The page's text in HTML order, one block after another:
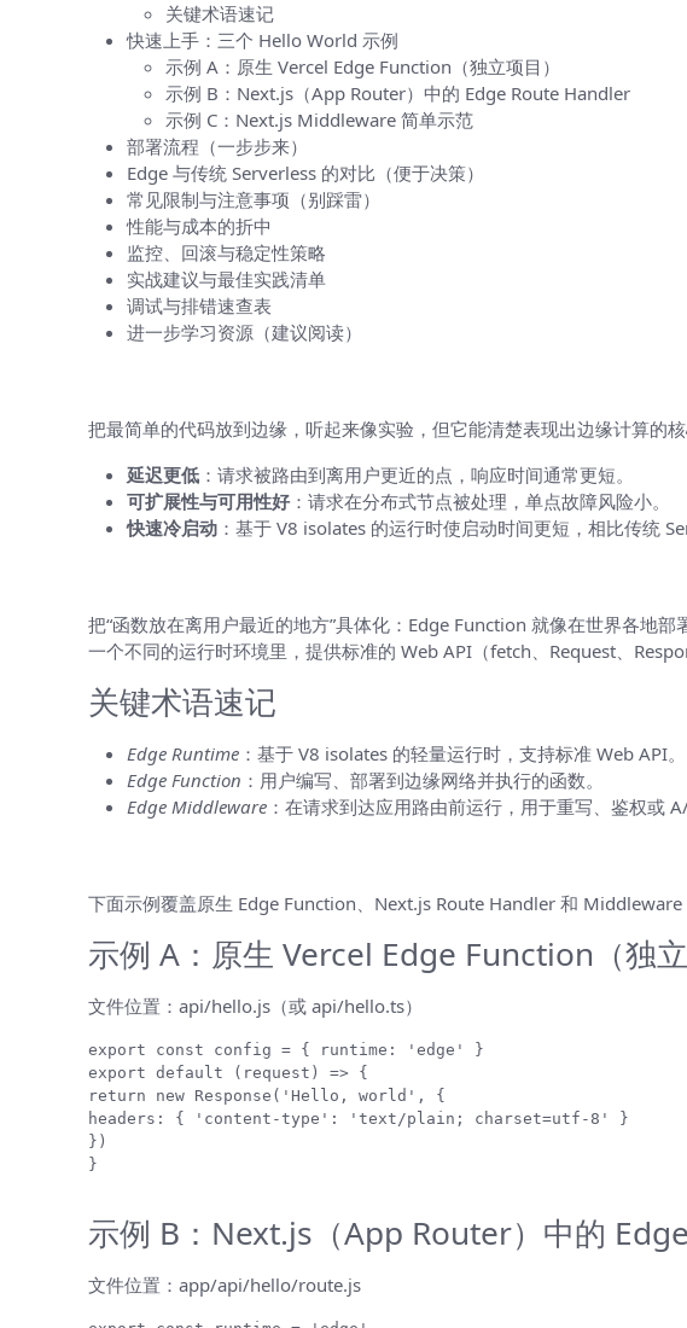
关键术语速记
快速上手：三个 Hello World 示例
示例 A：原生 Vercel Edge Function（独立项目）
示例 B：Next.js（App Router）中的 Edge Route Handler
示例 C：Next.js Middleware 简单示范
部署流程（一步步来）
Edge 与传统 Serverless 的对比（便于决策）
常见限制与注意事项（别踩雷）
性能与成本的折中
监控、回滚与稳定性策略
实战建议与最佳实践清单
调试与排错速查表
进一步学习资源（建议阅读）
把最简单的代码放到边缘，听起来像实验，但它能清楚表现出边缘计算的核
延迟更低：请求被路由到离用户更近的点，响应时间通常更短。
可扩展性与可用性好：请求在分布式节点被处理，单点故障风险小。
快速冷启动：基于 V8 isolates 的运行时使启动时间更短，相比传统
把“函数放在离用户最近的地方”具体化：Edge Function 就像在世界各地
一个不同的运行时环境里，提供标准的 Web API（fetch、Request、
关键术语速记
Edge Runtime：基于 V8 isolates 的轻量运行时，支持标准 Web API。
Edge Function ：用户编写、部署到边缘网络并执行的函数。
Edge Middleware：在请求到达应用路由前运行，用于重写、鉴权或
下面示例覆盖原生 Edge Function、Next.js Route Handler 和 Middleware
示例 A：原生 Vercel Edge Function（独立
文件位置：api/hello.js（或 api/hello.ts）
export default (request) => {
return new Response('Hello, world', {
headers: { 'content-type': 'text/plain; charset=utf-8' }
})
}
示例 B：Next.js（App Router）中的
文件位置：app/api/hello/route.js